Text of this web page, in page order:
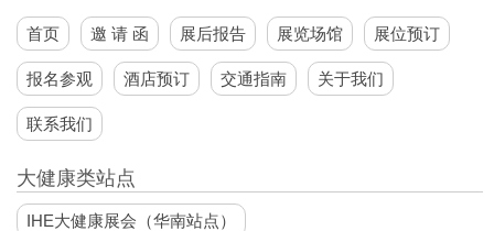
首页 邀 请 函 展后报告 展览场馆 展位预订
报名参观 酒店预订 交通指南 关于我们
联系我们
大健康类站点
IHE大健康展会（华南站点）